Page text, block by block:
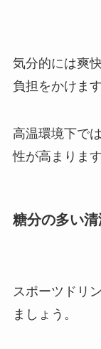
気分的には爽
負担をかけます
高温環境下で
性が高まります
糖分の多い
スポーツドリ
ましょう。